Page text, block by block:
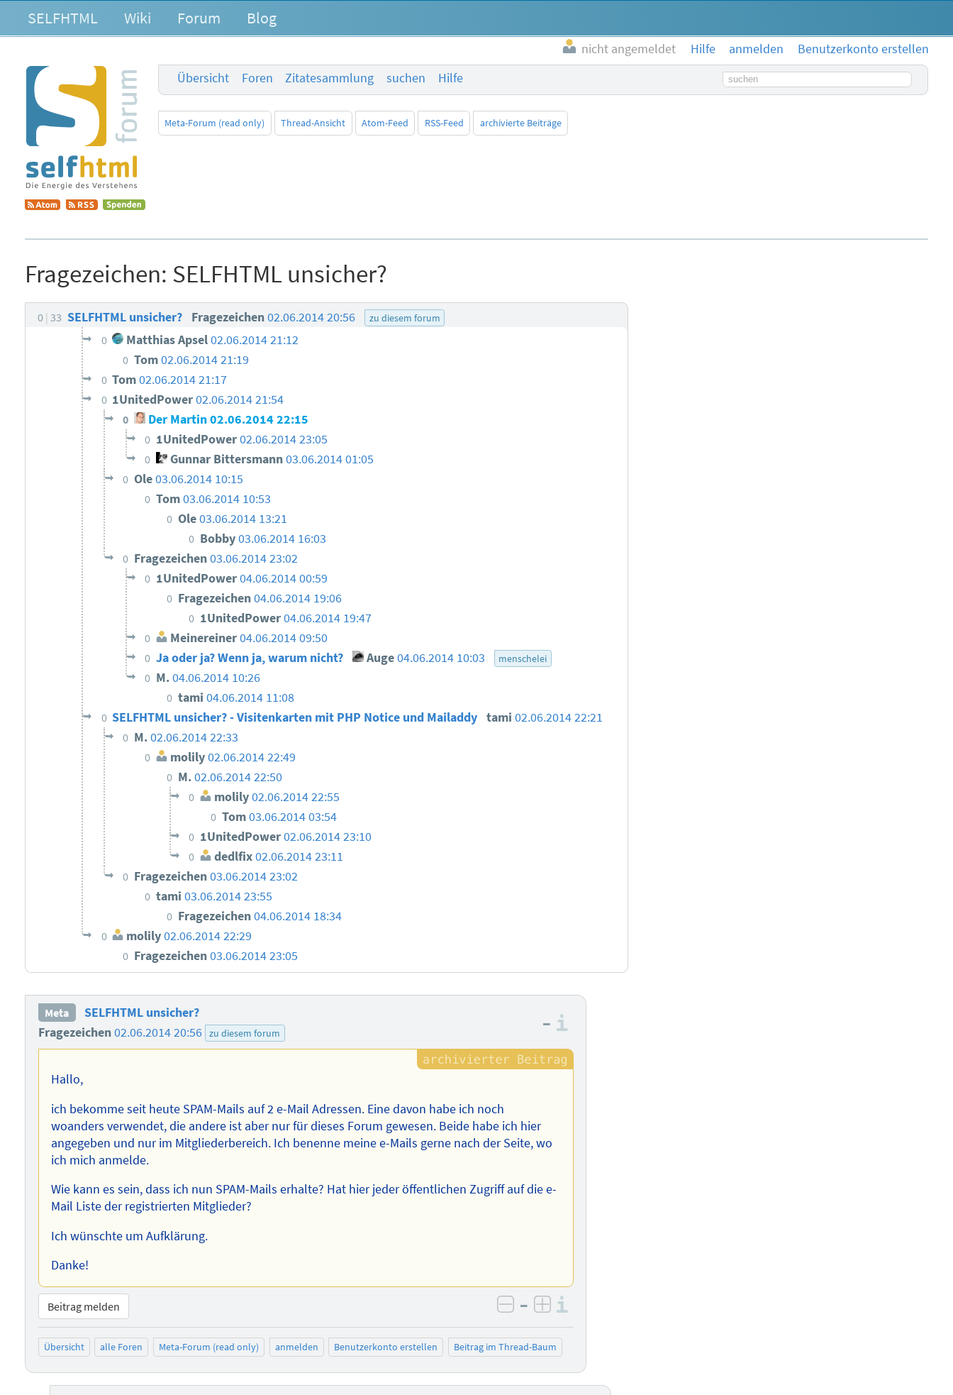
SELFHTML Wiki Forum Blog
nicht angemeldet Hilfe anmelden
Benutzerkonto erstellen
Übersicht
Foren Zitatesammlung suchen Hilfe Suchbegriff
Meta-Forum (read only) Thread-Ansicht Atom-Feed RSS-Feed archivierte Beiträge
Fragezeichen: SELFHTML unsicher?
0 33 SELFHTML unsicher? Fragezeichen02.06.2014 20:56 zu diesem forum
0 Matthias Apsel02.06.2014 21:12
0 Tom02.06.2014 21:19
0 Tom02.06.2014 21:17
0 1UnitedPower02.06.2014 21:54
0 Der Martin02.06.2014 22:15
0 1UnitedPower02.06.2014 23:05
0 Gunnar Bittersmann03.06.2014 01:05
0 Ole03.06.2014 10:15
0 Tom03.06.2014 10:53
0 Ole03.06.2014 13:21
0 Bobby03.06.2014 16:03
0 Fragezeichen03.06.2014 23:02
0 1UnitedPower04.06.2014 00:59
0 Fragezeichen04.06.2014 19:06
0 1UnitedPower04.06.2014 19:47
0 Meinereiner04.06.2014 09:50
0 Ja oder ja? Wenn ja, warum nicht? Auge04.06.2014 10:03 menschelei
0 M.04.06.2014 10:26
0 tami 04.06.2014 11:08
0 SELFHTML unsicher? - Visitenkarten mit PHP Notice und Mailaddy tami02.06.2014 22:21
0 M.02.06.2014 22:33
0 molily02.06.2014 22:49
0 M.02.06.2014 22:50
0 molily 02.06.2014 22:55
0 Tom03.06.2014 03:54
0 1UnitedPower02.06.2014 23:10
0 dedlfix 02.06.2014 23:11
0 Fragezeichen03.06.2014 23:02
0 tami03.06.2014 23:55
0 Fragezeichen04.06.2014 18:34
0 molily02.06.2014 22:29
0 Fragezeichen03.06.2014 23:05
Meta
SELFHTML unsicher?
Fragezeichen02.06.2014 20:56 zu diesem forum –
Hallo,
ich bekomme seit heute SPAM-Mails auf 2 e-Mail Adressen. Eine davon habe ich noch
woanders verwendet, die andere ist aber nur für dieses Forum gewesen. Beide habe ich hier
angegeben und nur im Mitgliederbereich. Ich benenne meine e-Mails gerne nach der Seite, wo
ich mich anmelde.
Wie kann es sein, dass ich nun SPAM-Mails erhalte? Hat hier jeder öffentlichen Zugriff auf die e-
Mail Liste der registrierten Mitglieder?
Ich wünschte um Aufklärung.
Danke!
Beitrag melden negativ bewerten
– positiv bewerten
Übersicht alle Foren Meta-Forum (read only) anmelden Benutzerkonto erstellen Beitrag im Thread-Baum